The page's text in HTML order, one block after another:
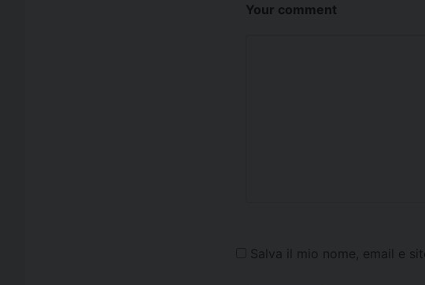
Your comment
Salva il mio nome, email e